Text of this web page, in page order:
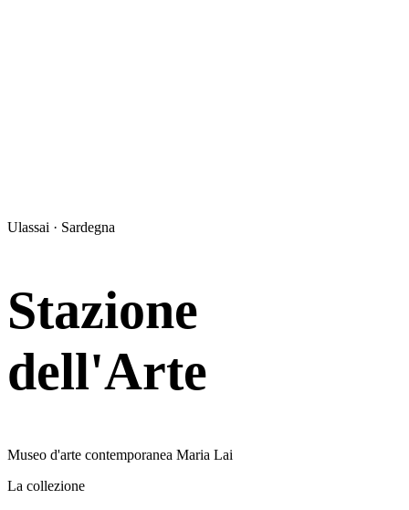
Ulassai · Sardegna
Stazione
dell'Arte
Museo d'arte contemporanea Maria Lai
La collezione